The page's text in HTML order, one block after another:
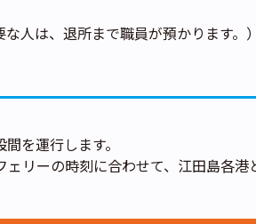
な人は、退所まで職員が預かります。）
を運行します。
リーの時刻に合わせて、江田島各港